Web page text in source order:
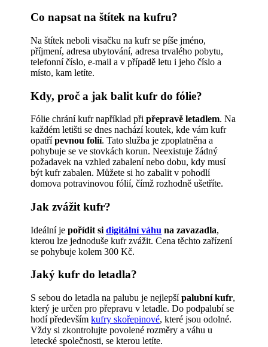
Co napsat na štítek na kufru?
Na štítek neboli visačku na kufr se píše jméno,
příjmení, adresa ubytování, adresa trvalého pobytu,
telefonní číslo, e-mail a v případě letu i jeho číslo a
místo, kam letíte.
Kdy, proč a jak balit kufr do fólie?
Fólie chrání kufr například připřepravě letadlem. Na
každém letišti se dnes nachází koutek, kde vám kufr
opatřípevnou folií. Tato služba je zpoplatněna a
pohybuje se ve stovkách korun. Neexistuje žádný
požadavek na vzhled zabalení nebo dobu, kdy musí
být kufr zabalen. Můžete si ho zabalit v pohodlí
domova potravinovou fólií, čímž rozhodně ušetříte.
Jak zvážit kufr?
Ideální jepořídit sidigitální váhu na zavazadla,
kterou lze jednoduše kufr zvážit. Cena těchto zařízení
se pohybuje kolem 300 Kč.
Jaký kufr do letadla?
S sebou do letadla na palubu je nejlepšípalubní kufr,
který je určen pro přepravu v letadle. Do podpalubí se
hodí předevšímkufry skořepinové, které jsou odolné.
Vždy si zkontrolujte povolené rozměry a váhu u
letecké společnosti, se kterou letíte.